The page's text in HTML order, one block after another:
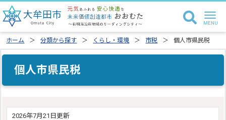
ホーム 分類から探す くらし・環境 市税 個人市県民税
個人市県民税
2026年7月21日更新